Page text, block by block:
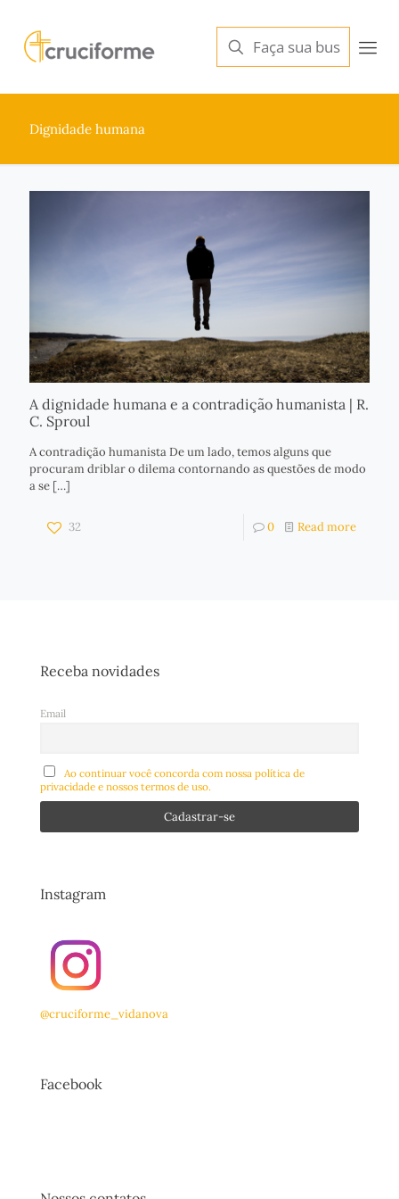
Dignidade humana
A dignidade humana e a contradição humanista | R.
C. Sproul
A contradição humanista De um lado, temos alguns que
procuram driblar o dilema contornando as questões de modo
a se […]
32 0 Read more
Receba novidades
Email
Ao continuar você concorda com nossa política de
privacidade e nossos termos de uso.
Instagram
@cruciforme_vidanova
Facebook